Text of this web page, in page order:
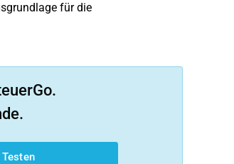
für die